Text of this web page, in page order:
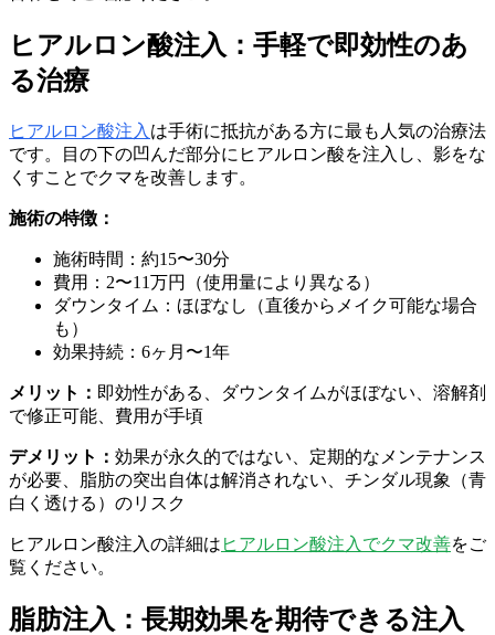
ヒアルロン酸注入：手軽で即効性のあ
る治療
ヒアルロン酸注入 は手術に抵抗がある方に最も人気の治療法
です。目の下の凹んだ部分にヒアルロン酸を注入し、影をな
くすことでクマを改善します。
施術の特徴：
施術時間：約15〜30分
費用：2〜11万円（使用量により異なる）
ダウンタイム：ほぼなし（直後からメイク可能な場合
も）
効果持続：6ヶ月〜1年
メリット： 即効性がある、ダウンタイムがほぼない、溶解剤
で修正可能、費用が手頃
デメリット： 効果が永久的ではない、定期的なメンテナンス
が必要、脂肪の突出自体は解消されない、チンダル現象（青
白く透ける）のリスク
ヒアルロン酸注入の詳細は ヒアルロン酸注入でクマ改善をご
覧ください。
脂肪注入：長期効果を期待できる注入